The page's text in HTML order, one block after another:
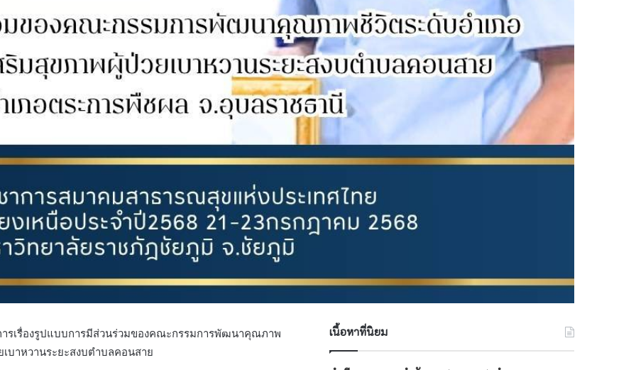
ารเรื่องรูปแบบการมีส่วนร่วมของคณะกรรมการพัฒนาคุณภาพ
บาหวานระยะสงบตำบลคอนสาย
เนื้อหาที่นิยม